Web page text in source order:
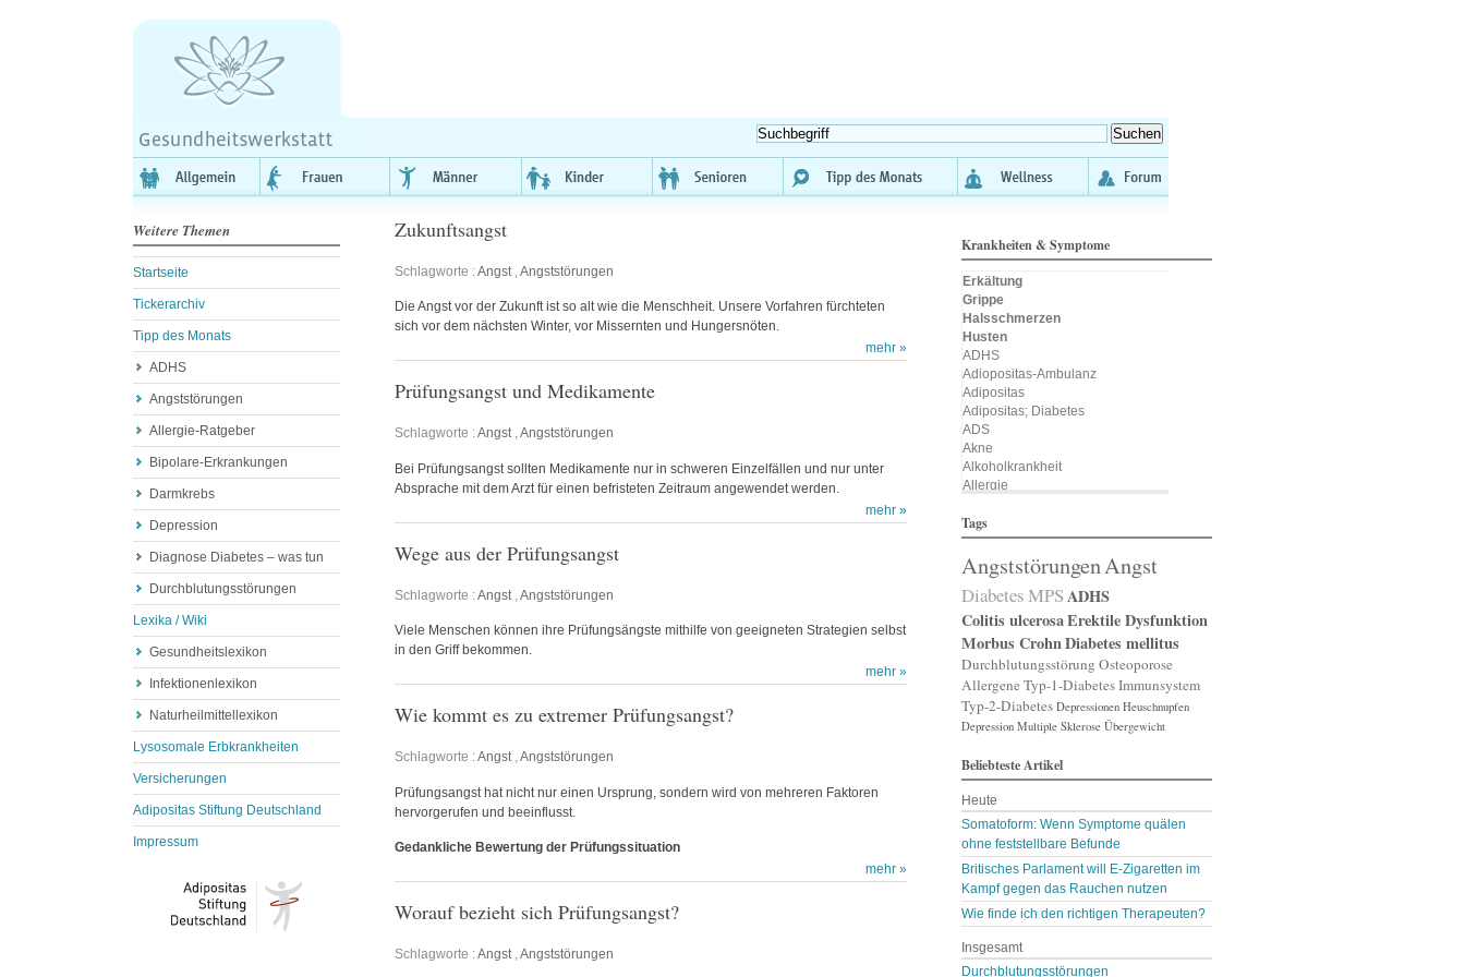
Weitere Themen
Startseite
Tickerarchiv
Tipp des Monats
ADHS
Angststörungen
Allergie-Ratgeber
Bipolare-Erkrankungen
Darmkrebs
Depression
Diagnose Diabetes – was tun
Durchblutungsstörungen
Lexika / Wiki
Gesundheitslexikon
Infektionenlexikon
Naturheilmittellexikon
Lysosomale Erbkrankheiten
Versicherungen
Adipositas Stiftung Deutschland
Impressum
Zukunftsangst
Schlagworte :Angst,Angststörungen
Die Angst vor der Zukunft ist so alt wie die Menschheit. Unsere Vorfahren fürchteten
sich vor dem nächsten Winter, vor Missernten und Hungersnöten.
mehr »
Prüfungsangst und Medikamente
Schlagworte :Angst,Angststörungen
Bei Prüfungsangst sollten Medikamente nur in schweren Einzelfällen und nur unter
Absprache mit dem Arzt für einen befristeten Zeitraum angewendet werden.
mehr »
Wege aus der Prüfungsangst
Schlagworte :Angst Angststörungen
Viele Menschen können ihre Prüfungsängste mithilfe von geeigneten Strategien selbst
in den Griff bekommen.
mehr »
Wie kommt es zu extremer Prüfungsangst?
Schlagworte :Angst,Angststörungen
Prüfungsangst hat nicht nur einen Ursprung, sondern wird von mehreren Faktoren
hervorgerufen und beeinflusst.
Gedankliche Bewertung der Prüfungssituation
mehr »
Worauf bezieht sich Prüfungsangst?
Schlagworte :Angst,Angststörungen
Krankheiten & Symptome
Erkältung
Grippe
Halsschmerzen
Husten
ADHS
Adiopositas-Ambulanz
Adipositas
Adipositas; Diabetes
ADS
Akne
Alkoholkrankheit
Allergie
Allergischer Schnupfen
Alzheimer
Amputation
Angst
Angststörung
Angststörungen
App
Arterienverengung
Arteriosklerose
Arthritis
Arthrose
Asthma
Augenerkrankungen
Autismus
Bakterien
Bakterienansiedlung
Ballast-Stoffe
Bauchschmerzen
Biomarker
Blähungen
Blasen- oder Lungenent …
Blasenschwäche
Blutdruck
Tags
AngststörungenAngst
DiabetesMPSADHS
Colitis ulcerosaErektile Dysfunktion
Morbus CrohnDiabetes mellitus
Durchblutungsstörung Osteoporose
Allergene Typ-1-DiabetesImmunsystem
Typ-2-Diabetes Depressionen Heuschnupfen
Depression Multiple Sklerose Übergewicht
Beliebteste Artikel
Heute
Somatoform: Wenn Symptome quälen
ohne feststellbare Befunde
Britisches Parlament will E-Zigaretten im
Kampf gegen das Rauchen nutzen
Wie finde ich den richtigen Therapeuten?
Insgesamt
Durchblutungsstörungen